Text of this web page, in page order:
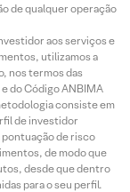
de qualquer operação
aos serviços e
utilizamos a
nos termos das
do Código ANBIMA
consiste em
de investidor
pontuação de risco
de modo que
desde que dentro
para o seu perfil.